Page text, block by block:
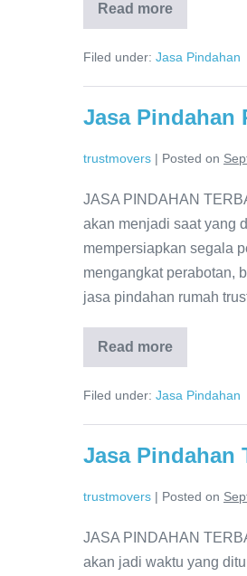
Read more
Jasa
Pindahan
Filed under: Jasa Pindahan
Jasa Pindahan
trustmovers | Posted on
JASA PINDAHAN
akan menjadi saat yang
mempersiapkan segala
mengangkat perabotan,
jasa pindahan rumah
Read more
Jasa
Pindahan
Bekasi
Filed under: Jasa Pindahan
Jasa Pindahan
trustmovers | Posted on
JASA PINDAHAN
akan jadi waktu yang